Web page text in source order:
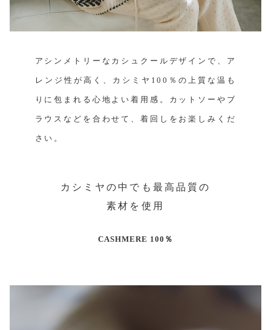
アシンメトリーなカシュクールデザインで、ア
レンジ性が高く、カシミヤ100％の上質な温も
りに包まれる心地よい着用感。カットソーやブ
ラウスなどを合わせて、着回しをお楽しみくだ
さい。
カシミヤの中でも最高品質の
素材を使用
CASHMERE 100％